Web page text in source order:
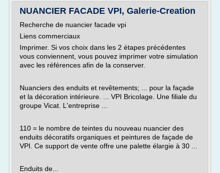
NUANCIER FACADE VPI, Galerie-Creation
Recherche de nuancier facade vpi
Liens commerciaux
Imprimer. Si vos choix dans les 2 étapes précédentes
vous conviennent, vous pouvez imprimer votre simulation
avec les références afin de la conserver.
Nuanciers des enduits et revêtements; ... pour la façade
et la décoration intérieure. ... VPI Bricolage. Une filiale du
groupe Vicat. L'entreprise ...
110 = le nombre de teintes du nouveau nuancier des
enduits décoratifs organiques et peintures de façade de
VPI. Ce support de vente offre une palette élargie à 30 ...
Enduits de...